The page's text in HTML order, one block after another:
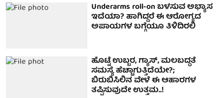
Underarms roll-on ಬಳಸುವ ಅಭ್ಯಾಸ
ಇದೆಯಾ? ಹಾಗಿದ್ದರೆ ಈ ಆರೋಗ್ಯದ
ಅಪಾಯಗಳ ಬಗ್ಗೆಯೂ ತಿಳಿದಿರಲಿ
ಹೊಟ್ಟೆ ಉಬ್ಬರ, ಗ್ಯಾಸ್, ಮಲಬದ್ಧತೆ
ಸಮಸ್ಯೆ ಹೆಚ್ಚಾಗುತ್ತಿದೆಯೇ?;
ಬಿರುಬಿಸಿಲಿನ ವೇಳೆ ಈ ಆಹಾರಗಳ
ತಪ್ಪಿಸುವುದೇ ಉತ್ತಮ..!